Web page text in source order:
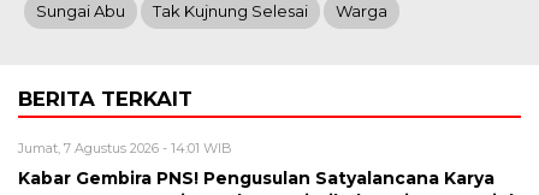
Sungai Abu Tak Kujnung Selesai Warga
BERITA TERKAIT
Jumat, 7 Agustus 2026 - 14:01 WIB
Kabar Gembira PNS! Pengusulan Satyalancana Karya